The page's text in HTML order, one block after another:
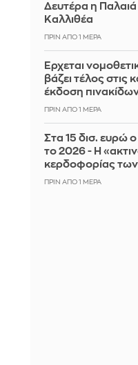
Δευτέρα η
Καλλιθέα
ΠΡΙΝ ΑΠΌ 1 ΜΈΡΑ
Έρχεται
βάζει τέλος στις
έκδοση
ΠΡΙΝ ΑΠΌ 1 ΜΈΡΑ
Στα 15 δισ. ευρώ
το 2026 - Η
κερδοφορίας
ΠΡΙΝ ΑΠΌ 1 ΜΈΡΑ